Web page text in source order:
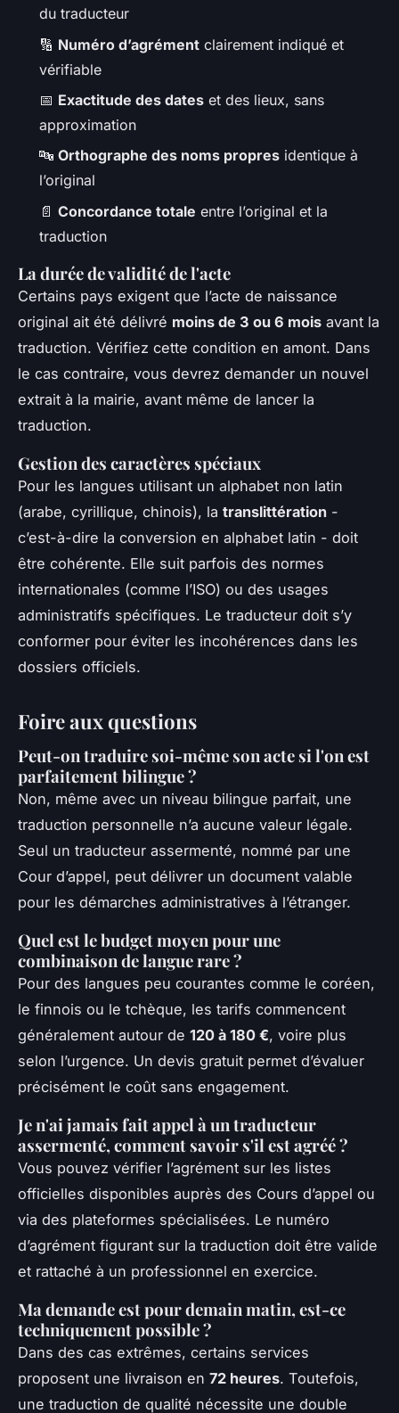
du traducteur
🔢 Numéro d’agrément clairement indiqué et
vérifiable
📅 Exactitude des dates et des lieux, sans
approximation
🔤 Orthographe des noms propres identique à
l’original
📄 Concordance totale entre l’original et la
traduction
La durée de validité de l'acte
Certains pays exigent que l’acte de naissance
original ait été délivré moins de 3 ou 6 mois avant la
traduction. Vérifiez cette condition en amont. Dans
le cas contraire, vous devrez demander un nouvel
extrait à la mairie, avant même de lancer la
traduction.
Gestion des caractères spéciaux
Pour les langues utilisant un alphabet non latin
(arabe, cyrillique, chinois), la translittération -
c’est-à-dire la conversion en alphabet latin - doit
être cohérente. Elle suit parfois des normes
internationales (comme l’ISO) ou des usages
administratifs spécifiques. Le traducteur doit s’y
conformer pour éviter les incohérences dans les
dossiers officiels.
Foire aux questions
Peut-on traduire soi-même son acte si l'on est
parfaitement bilingue ?
Non, même avec un niveau bilingue parfait, une
traduction personnelle n’a aucune valeur légale.
Seul un traducteur assermenté, nommé par une
Cour d’appel, peut délivrer un document valable
pour les démarches administratives à l’étranger.
Quel est le budget moyen pour une
combinaison de langue rare ?
Pour des langues peu courantes comme le coréen,
le finnois ou le tchèque, les tarifs commencent
généralement autour de 120 à 180 €, voire plus
selon l’urgence. Un devis gratuit permet d’évaluer
précisément le coût sans engagement.
Je n'ai jamais fait appel à un traducteur
assermenté, comment savoir s'il est agréé ?
Vous pouvez vérifier l’agrément sur les listes
officielles disponibles auprès des Cours d’appel ou
via des plateformes spécialisées. Le numéro
d’agrément figurant sur la traduction doit être valide
et rattaché à un professionnel en exercice.
Ma demande est pour demain matin, est-ce
techniquement possible ?
Dans des cas extrêmes, certains services
proposent une livraison en 72 heures. Toutefois,
une traduction de qualité nécessite une double